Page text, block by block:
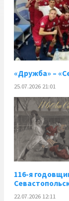
«Дружба» –
25.07.2026 21:01
116-я
22.07.2026 12:11